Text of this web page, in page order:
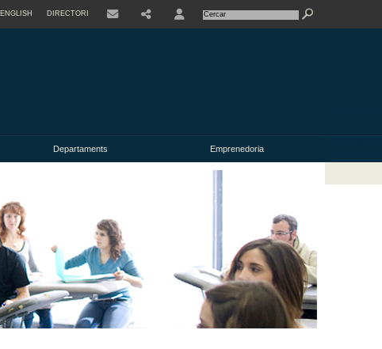
ENGLISH DIRECTORI
Departaments Emprenedoria